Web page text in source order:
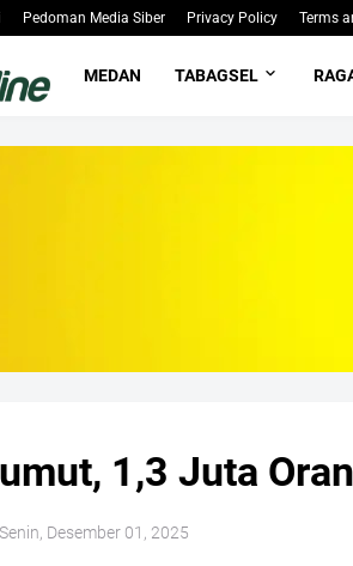
Pedoman Media Siber Privacy Policy Terms
MEDAN TABAGSEL
1,3 Juta
Senin, Desember 01, 2025